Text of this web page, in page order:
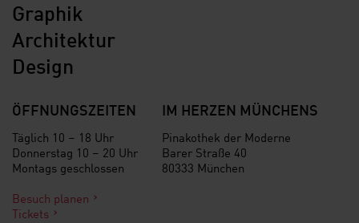
Graphik
Architektur
Design
ÖFFNUNGSZEITEN
Täglich 10 – 18 Uhr
Donnerstag 10 – 20 Uhr
Montags geschlossen
Besuch planen
Tickets
IM HERZEN MÜNCHENS
Pinakothek der Moderne
Barer Straße 40
80333 München